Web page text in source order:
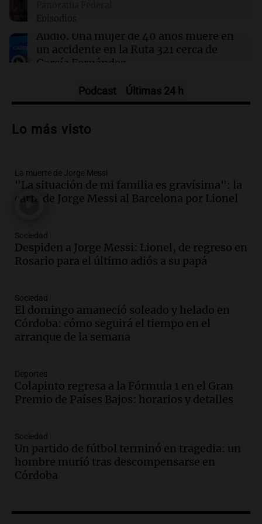
No se detectan casos de ébola en barco fluvial
en cuarentena cerca de Kinshasa, Congo
Episodios
Audio. Una mujer de 40 años muere en
un accidente en la Ruta 321 cerca de
García Fernández
Audio.El Tesoro Nacional captura 12
liquidez de 4 billones
Audio.La lección del Titanic y la
humildad en tiempos de tormenta
según San Ignacio de Loyola
Audio. Tormentas y filtraciones: "El
agua entra por donde menos
Episodios
Audio.Nahuel Pennisi y la huella de
Mercedes Sosa: "La emoción es el filtro
máximo".
Audio.Orellana Lucca celebró su peña
de folclore en Córdoba
Episodios
Audio.Trágico accidente en Mendoza:
un muerto y varios heridos tras caída de
vehículos desde un puente
Episodios
Podcast Últimas 24 h
Lo más visto
La muerte de Jorge Messi
"La situación de mi familia es gravísima": la
carta de Jorge Messi al Barcelona por Lionel
Sociedad
Despiden a Jorge Messi: Lionel, de regreso en
Rosario para el último adiós a su papá
Sociedad
El domingo amaneció soleado y helado en
Córdoba: cómo seguirá el tiempo en el
arranque de la semana
Deportes
Colapinto regresa a la Fórmula 1 en el Gran
Premio de Países Bajos: horarios y detalles
Sociedad
Un partido de fútbol terminó en tragedia: un
hombre murió tras descompensarse en
Córdoba